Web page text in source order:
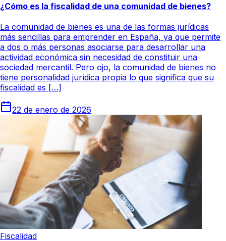
¿Cómo es la fiscalidad de una comunidad de bienes?
La comunidad de bienes es una de las formas jurídicas
más sencillas para emprender en España, ya que permite
a dos o más personas asociarse para desarrollar una
actividad económica sin necesidad de constituir una
sociedad mercantil. Pero ojo, la comunidad de bienes no
tiene personalidad jurídica propia lo que significa que su
fiscalidad es […]
22 de enero de 2026
Fiscalidad